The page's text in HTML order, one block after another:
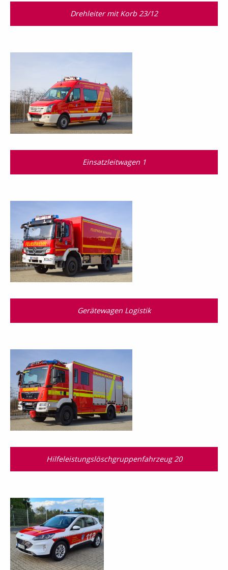
Drehleiter mit Korb 23/12
Einsatzleitwagen 1
Gerätewagen Logistik
Hilfeleistungslösch­gruppen­fahrzeug 20